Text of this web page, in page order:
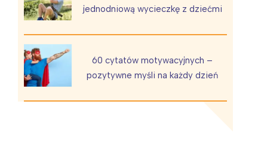
jednodniową wycieczkę z dziećmi
60 cytatów motywacyjnych –
pozytywne myśli na każdy dzień